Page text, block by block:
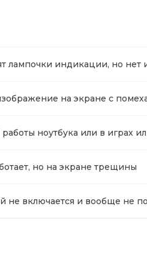
лампочки индикации, но
на экране с
ноутбука или в играх
но на экране трещины
не включается и вообще не